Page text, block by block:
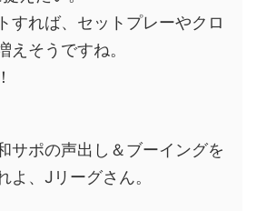
すれば、セットプレーやクロ
えそうですね。
サポの声出し＆ブーイングを
よ、Jリーグさん。